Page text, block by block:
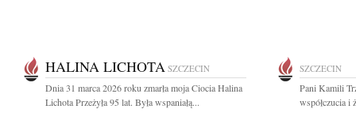
HALINA LICHOTA SZCZECIN
Dnia 31 marca 2026 roku zmarła moja Ciocia Halina
Lichota Przeżyła 95 lat. Była wspaniałą...
SZCZECIN
Pani Kamili
współczucia i